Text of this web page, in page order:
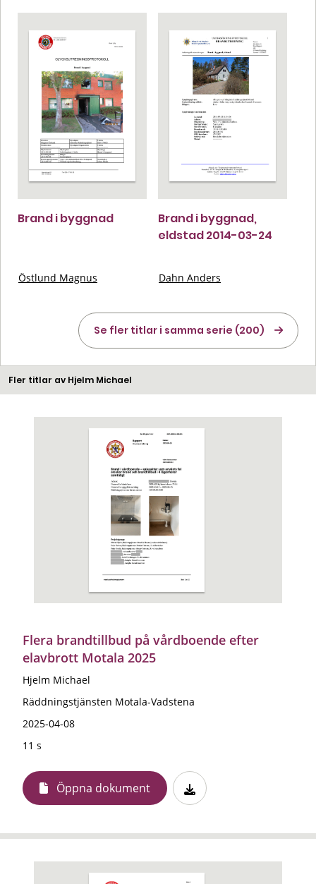
Brand i byggnad
Östlund Magnus
Brand i byggnad,
eldstad 2014-03-24
Dahn Anders
Se fler titlar i samma serie (200)
Fler titlar av Hjelm Michael
Flera brandtillbud på vårdboende efter
elavbrott Motala 2025
Hjelm Michael
Räddningstjänsten Motala-Vadstena
2025-04-08
11 s
Öppna dokument